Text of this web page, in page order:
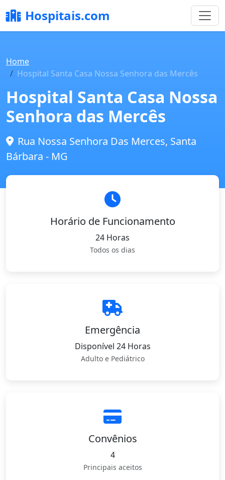
Hospitais.com
Home
Hospital Santa Casa Nossa Senhora das Mercês
Hospital Santa Casa Nossa
Senhora das Mercês
Rua Nossa Senhora Das Merces, Santa
Bárbara - MG
Horário de Funcionamento
24 Horas
Todos os dias
Emergência
Disponível 24 Horas
Adulto e Pediátrico
Convênios
4
Principais aceitos